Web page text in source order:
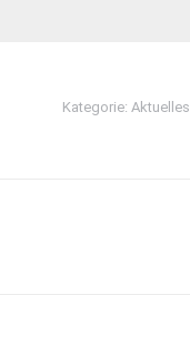
Kategorie: Aktuelles